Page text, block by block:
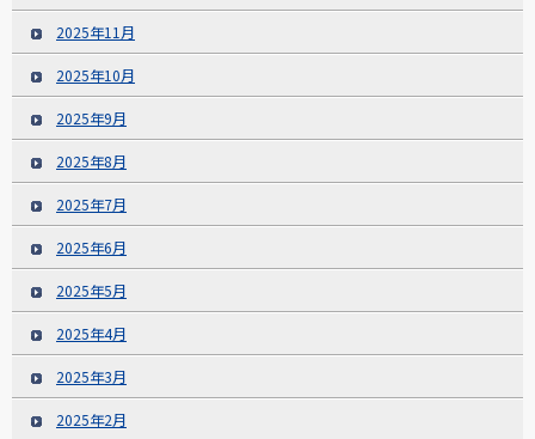
2025年11月
2025年10月
2025年9月
2025年8月
2025年7月
2025年6月
2025年5月
2025年4月
2025年3月
2025年2月